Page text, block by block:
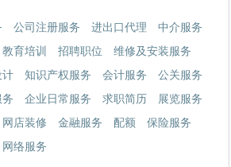
公司注册服务 进出口代理
中介服务
教育培训 招聘职位
维修及安装服务
计 知识产权服务 会计服务
公关服务
务 企业日常服务 求职简历
展览服务
网店装修 金融服务 配额
保险服务
网络服务